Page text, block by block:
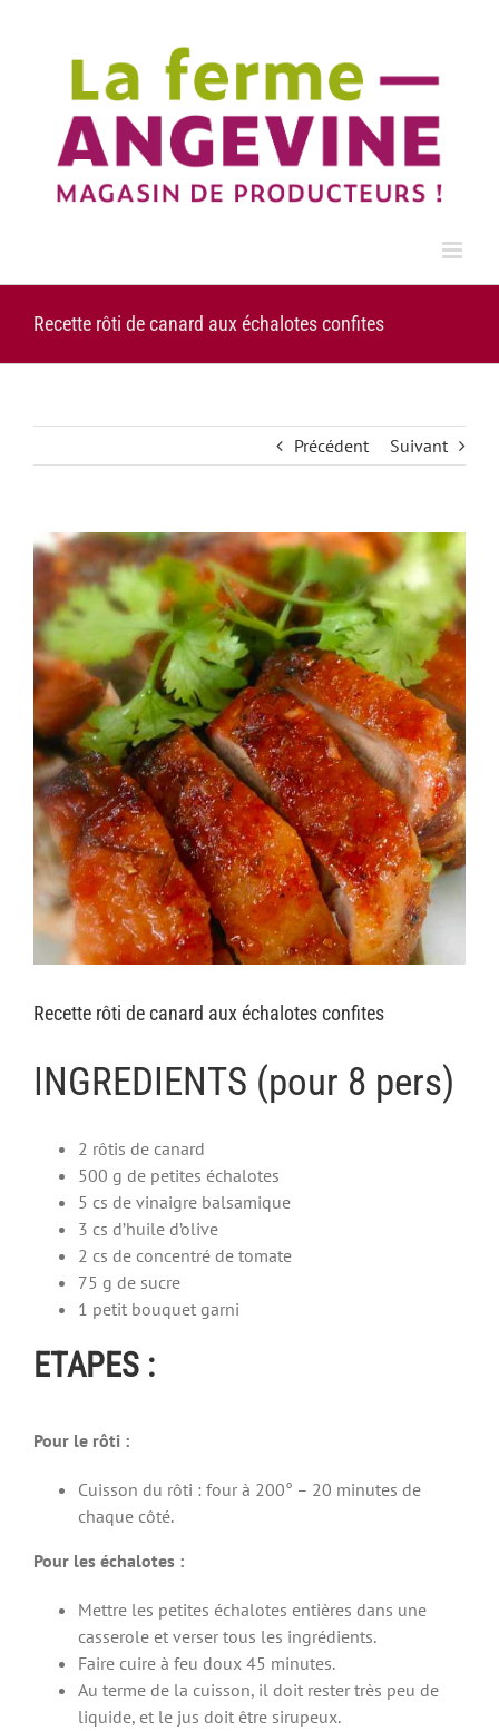
Recette rôti de canard aux échalotes confites
Précédent Suivant
Recette rôti de canard aux échalotes confites
INGREDIENTS (pour 8 pers)
2 rôtis de canard
500 g de petites échalotes
5 cs de vinaigre balsamique
3 cs d’huile d’olive
2 cs de concentré de tomate
75 g de sucre
1 petit bouquet garni
ETAPES :
Pour le rôti :
Cuisson du rôti : four à 200° – 20 minutes de
chaque côté.
Pour les échalotes :
Mettre les petites échalotes entières dans une
casserole et verser tous les ingrédients.
Faire cuire à feu doux 45 minutes.
Au terme de la cuisson, il doit rester très peu de
liquide, et le jus doit être sirupeux.